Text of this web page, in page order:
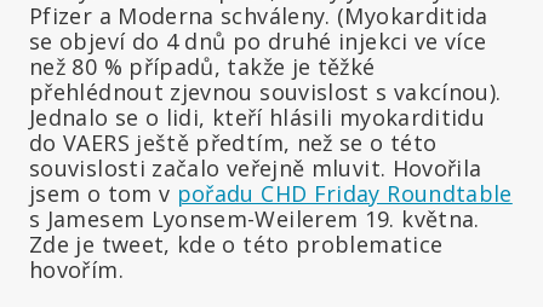
Pfizer a Moderna schváleny. (Myokarditida
se objeví do 4 dnů po druhé injekci ve více
než 80 % případů, takže je těžké
přehlédnout zjevnou souvislost s vakcínou).
Jednalo se o lidi, kteří hlásili myokarditidu
do VAERS ještě předtím, než se o této
souvislosti začalo veřejně mluvit. Hovořila
jsem o tom v pořadu CHD Friday Roundtable
s Jamesem Lyonsem-Weilerem 19. května.
Zde je tweet, kde o této problematice
hovořím.